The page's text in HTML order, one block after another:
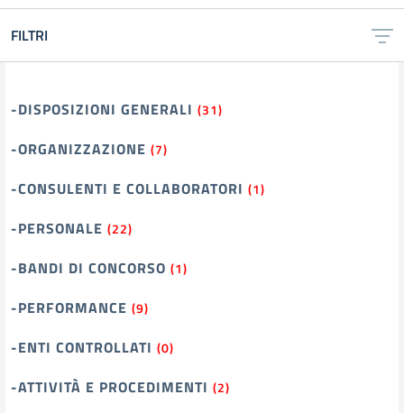
FILTRI
-DISPOSIZIONI GENERALI (31)
-ORGANIZZAZIONE (7)
-CONSULENTI E COLLABORATORI (1)
-PERSONALE (22)
-BANDI DI CONCORSO (1)
-PERFORMANCE (9)
-ENTI CONTROLLATI (0)
-ATTIVITÀ E PROCEDIMENTI (2)